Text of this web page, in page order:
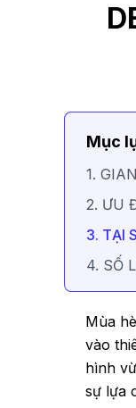
Mục
1.
2. ƯU
3. TẠI
4. SỐ
Mùa
vào
hình
sự lựa